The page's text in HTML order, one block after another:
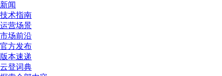
新闻
技术指南
运营场景
市场前沿
官方发布
版本速递
云登词典